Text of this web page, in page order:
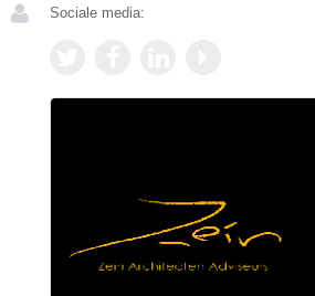
Sociale media: